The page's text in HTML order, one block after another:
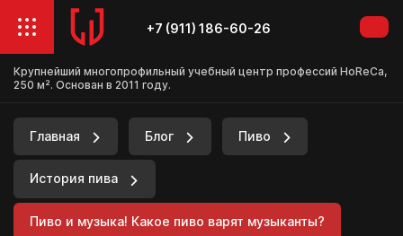
Крупнейший многопрофильный учебный центр профессий HoReCa,
250 м². Основан в 2011 году.
+7 (911) 186-60-26
Главная Блог Пиво
История пива
Пиво и музыка! Какое пиво варят музыканты?